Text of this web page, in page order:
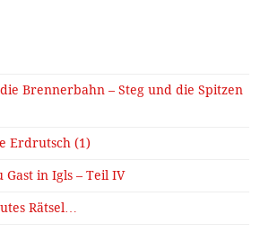
Brennerbahn – Steg und die Spitzen
Erdrutsch (1)
in Igls – Teil IV
Rätsel…